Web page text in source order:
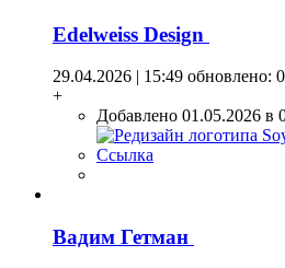
Edelweiss Design
29.04.2026 | 15:49 обновлено:
+
Добавлено 01.05.2026 в
Ссылка
Вадим Гетман